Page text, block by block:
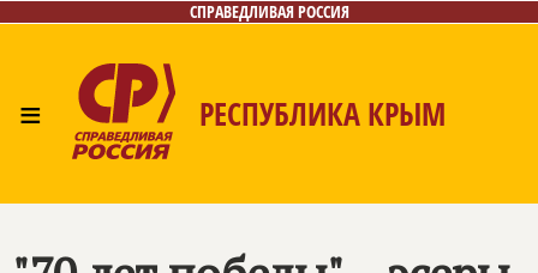
СПРАВЕДЛИВАЯ РОССИЯ
≡ РЕСПУБЛИКА КРЫМ
Контакты